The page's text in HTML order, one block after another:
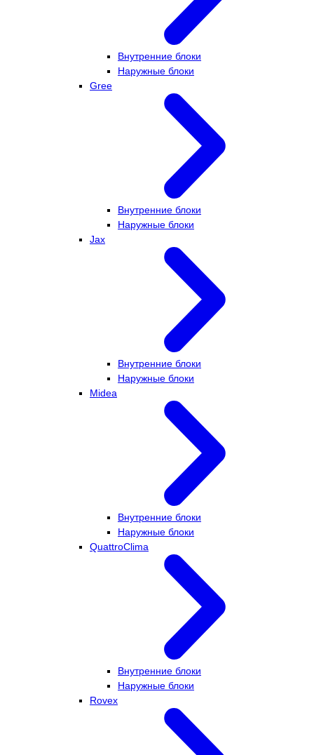
Внутренние блоки
Наружные блоки
Gree
Внутренние блоки
Наружные блоки
Jax
Внутренние блоки
Наружные блоки
Midea
Внутренние блоки
Наружные блоки
QuattroClima
Внутренние блоки
Наружные блоки
Rovex